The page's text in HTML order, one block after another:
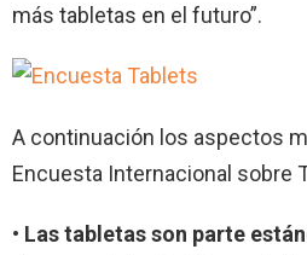
más tabletas en el futuro”.
A continuación los aspectos
Encuesta Internacional sobre
• Las tabletas son parte